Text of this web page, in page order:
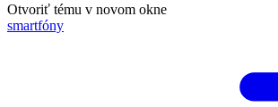
Otvoriť tému v novom okne
smartfóny